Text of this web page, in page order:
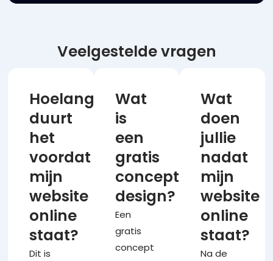
Veelgestelde vragen
Hoelang
duurt
het
voordat
mijn
website
online
staat?
Dit is
Wat
is
een
gratis
concept
design?
Een
gratis
concept
Wat
doen
jullie
nadat
mijn
website
online
staat?
Na de